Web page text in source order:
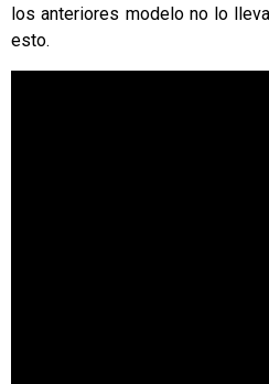
los anteriores modelo no lo
esto.